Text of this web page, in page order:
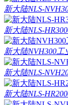
新大陆NLS-
新大陆NLS-
新大陆NVH300
新大陆NLS-
新大陆NLS-